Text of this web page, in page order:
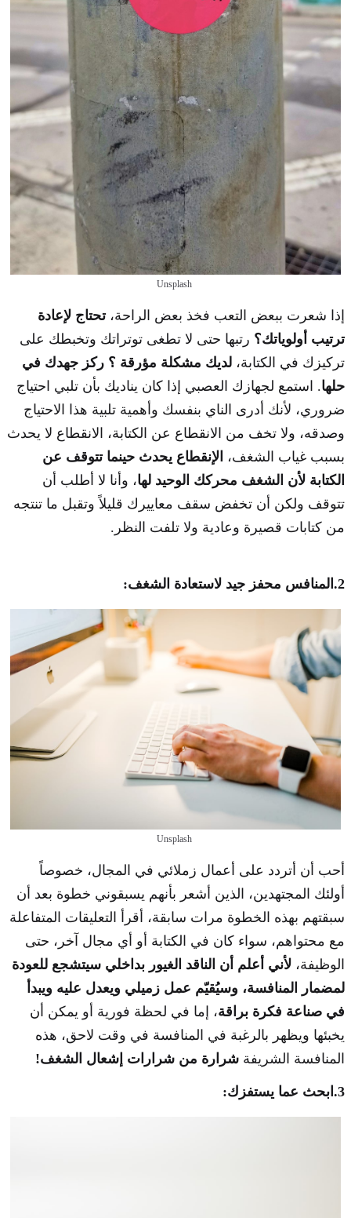
Unsplash
إذا شعرت ببعض التعب فخذ بعض الراحة،تحتاج لإعادة
ترتيب أولوياتك؟ رتبها حتى لا تطغى توتراتك وتخبطك على
تركيزك في الكتابة، لديك مشكلة مؤرقة ؟ ركز جهدك في
حلها. استمع لجهازك العصبي إذا كان يناديك بأن تلبي احتياج
ضروري، لأنك أدرى الناي بنفسك وأهمية تلبية هذا الاحتياج
وصدقه، ولا تخف من الانقطاع عن الكتابة، الانقطاع لا يحدث
بسبب غياب الشغف، الإنقطاع يحدث حينما تتوقف عن
الكتابة لأن الشغف محركك الوحيد لها، وأنا لا أطلب أن
تتوقف ولكن أن تخفض سقف معاييرك قليلاً وتقبل ما تنتجه
من كتابات قصيرة وعادية ولا تلفت النظر.
2.المنافس محفز جيد لاستعادة الشغف:
Unsplash
أحب أن أتردد على أعمال زملائي في المجال، خصوصاً
أولئك المجتهدين، الذين أشعر بأنهم يسبقوني خطوة بعد أن
سبقتهم بهذه الخطوة مرات سابقة، أقرأ التعليقات المتفاعلة
مع محتواهم، سواء كان في الكتابة أو أي مجال آخر، حتى
الوظيفة، لأني أعلم أن الناقد الغيور بداخلي سيتشجع للعودة
لمضمار المنافسة، وسيُقيّم عمل زميلي ويعدل عليه ويبدأ
في صناعة فكرة براقة، إما في لحظة فورية أو يمكن أن
يخبئها ويظهر بالرغبة في المنافسة في وقت لاحق، هذه
المنافسة الشريفة شرارة من شرارات إشعال الشغف!
3.ابحث عما يستفزك: